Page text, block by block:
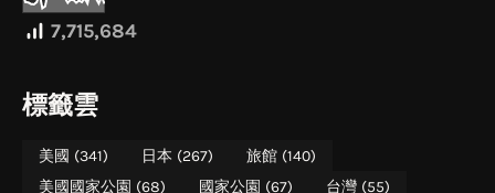
7,715,684
標籤雲
美國 (341) 日本 (267) 旅館 (140)
美國國家公園 (68) 國家公園 (67) 台灣 (55)